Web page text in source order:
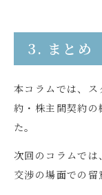
3. まとめ
本コラムでは、
約・株主間契約
た。
次回のコラムで
交渉の場面での留